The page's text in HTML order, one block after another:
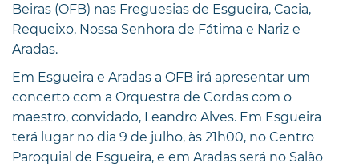
Beiras (OFB) nas Freguesias de Esgueira, Cacia,
Requeixo, Nossa Senhora de Fátima e Nariz e
Aradas.
Em Esgueira e Aradas a OFB irá apresentar um
concerto com a Orquestra de Cordas com o
maestro, convidado, Leandro Alves. Em Esgueira
terá lugar no dia 9 de julho, às 21h00, no Centro
Paroquial de Esgueira, e em Aradas será no Salão